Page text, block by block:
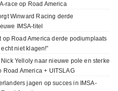
race op Road America
Winward Racing derde
IMSA-titel
Road America derde podiumplaats
niet klagen!”
Yelloly naar nieuwe pole en sterke
America + UITSLAG
jagen op succes in IMSA-